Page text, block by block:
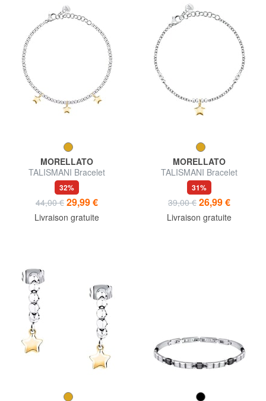
MORELLATO
TALISMANI Bracelet
32%
44,00 € 29,99 €
Livraison gratuite
MORELLATO
TALISMANI Bracelet
31%
39,00 € 26,99 €
Livraison gratuite